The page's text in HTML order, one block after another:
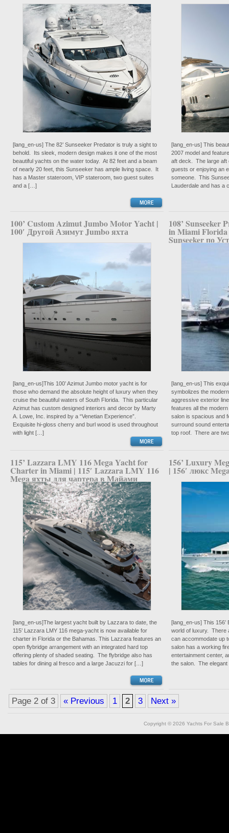
[lang_en-us] The 82’ Sunseeker Predator is truly a sight to
behold. Its sleek, modern design makes it one of the most
beautiful yachts on the water today. At 82 feet and a beam
of nearly 20 feet, this Sunseeker has ample living space. It
has a Master stateroom, VIP stateroom, two guest suites
and a […]
[lang_en-us] This
2007 model and
aft deck. The large aft
guests or enjoying an
someone. This
Lauderdale and has a
100’ Custom Azimut Jumbo Motor Yacht |
100′ Другой Азимут Jumbo яхта
[lang_en-us]This 100’ Azimut Jumbo motor yacht is for
those who demand the absolute height of luxury when they
cruise the beautiful waters of South Florida. This particular
Azimut has custom designed interiors and decor by Marty
A. Lowe, Inc. inspired by a “Venetian Experience”.
Exquisite hi-gloss cherry and burl wood is used throughout
with light […]
108’ Sunseeker
in Miami
Sunseeker по
[lang_en-us] This
symbolizes the
aggressive exterior
features all the
salon is spacious and
surround sound
top roof. There are
115’ Lazzara LMY 116 Mega Yacht for
Charter in Miami | 115′ Lazzara LMY 116
Mega яхты для чартера в Майами
[lang_en-us]The largest yacht built by Lazzara to date, the
115’ Lazzara LMY 116 mega-yacht is now available for
charter in Florida or the Bahamas. This Lazzara features an
open flybridge arrangement with an integrated hard top
offering plenty of shaded seating. The flybridge also has
tables for dining al fresco and a large Jacuzzi for […]
156’ Luxury
| 156′ люкс
[lang_en-us] This
world of luxury. There
can accommodate up
salon has a working
entertainment center,
the salon. The
Page 2 of 3 « Previous 1 2 3 Next »
Copyright © 2026 Yachts For Sale